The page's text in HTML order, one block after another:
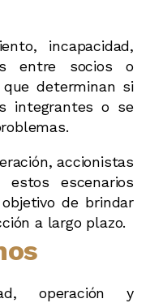
incapacidad,
entre socios o
determinan si
integrantes o se
accionistas
estos escenarios
de brindar
a largo plazo.
operación y